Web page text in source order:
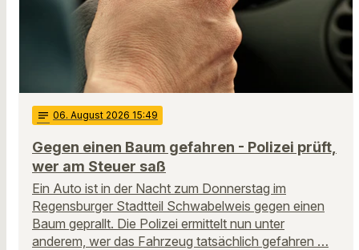
notes 06. August 2026 15:49
Gegen einen Baum gefahren - Polizei prüft,
wer am Steuer saß
Ein Auto ist in der Nacht zum Donnerstag im
Regensburger Stadtteil Schwabelweis gegen einen
Baum geprallt. Die Polizei ermittelt nun unter
anderem, wer das Fahrzeug tatsächlich gefahren …